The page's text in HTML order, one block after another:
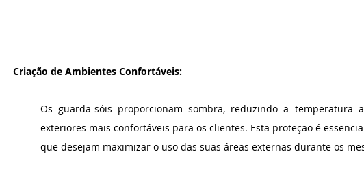
Criação de Ambientes Confortáveis:
Os guarda-sóis proporcionam sombra, reduzindo a temperatura
exteriores mais confortáveis para os clientes. Esta proteção é
que desejam maximizar o uso das suas áreas externas durante os